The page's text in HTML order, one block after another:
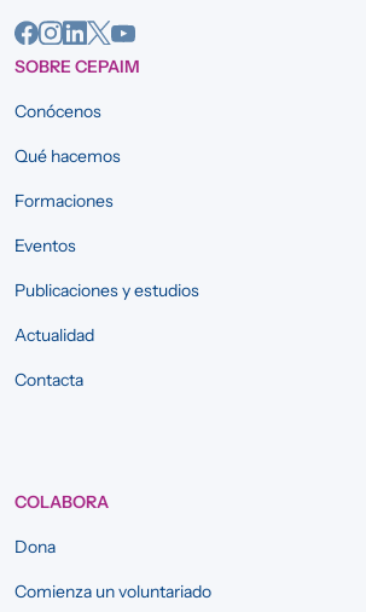
SOBRE CEPAIM
Conócenos
Qué hacemos
Formaciones
Eventos
Publicaciones y estudios
Actualidad
Contacta
COLABORA
Dona
Comienza un voluntariado